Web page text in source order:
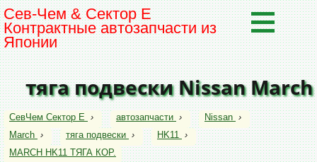
Сев-Чем & Сектор Е
Контрактные автозапчасти из
Японии
тяга подвески Nissan March
СевЧем Сектор Е › автозапчасти › Nissan ›
March › тяга подвески › HK11 ›
MARCH HK11 ТЯГА КОР.